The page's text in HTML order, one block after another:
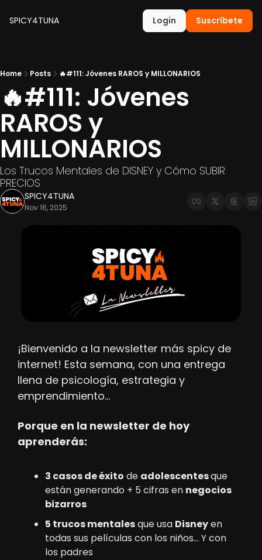
SPICY4TUNA Login Suscríbete
Home Posts 🔥#111: Jóvenes RAROS y MILLONARIOS
🔥#111: Jóvenes
RAROS y
MILLONARIOS
Los Trucos Mentales de DISNEY y Cómo SUBIR
PRECIOS
SPICY4TUNA
Nov 16, 2025
¡Bienvenido a la newsletter más spicy de
internet! Esta semana, con una entrega
llena de psicología, estrategia y
emprendimiento…
Porque en la newsletter de hoy
aprenderás:
3 casos de éxito de adolescentes que
están generando + 5 cifras en negocios
bizarros
5 trucos mentales que usa Disney en
todas sus películas con los niños… Y con
los padres